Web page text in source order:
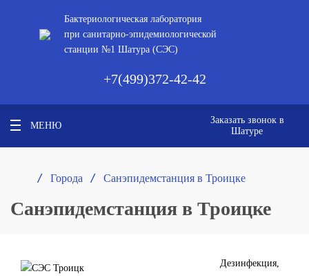
Бактериологическая лаборатория
при санитарно-эпидемиологической
станции №1 Шатура (СЭС)
+7(499)372-42-42
МЕНЮ
Заказать звонок в
Шатуре
/ Города / Санэпидемстанция в Троицке
Санэпидемстанция в Троицке
Дезинфекция,